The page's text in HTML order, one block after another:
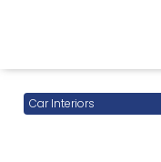
Car Interiors